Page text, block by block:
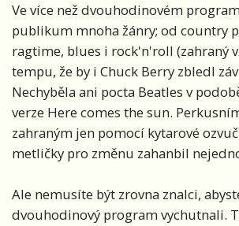
Ve více než dvouhodinovém
publikum mnoha žánry; od country
ragtime, blues i rock'n'roll (zahraný
tempu, že by i Chuck Berry zbledl
Nechyběla ani pocta Beatles v
verze Here comes the sun.
zahraným jen pomocí kytarové
metličky pro změnu zahanbil
Ale nemusíte být zrovna znalci,
dvouhodinový program vychutnali.